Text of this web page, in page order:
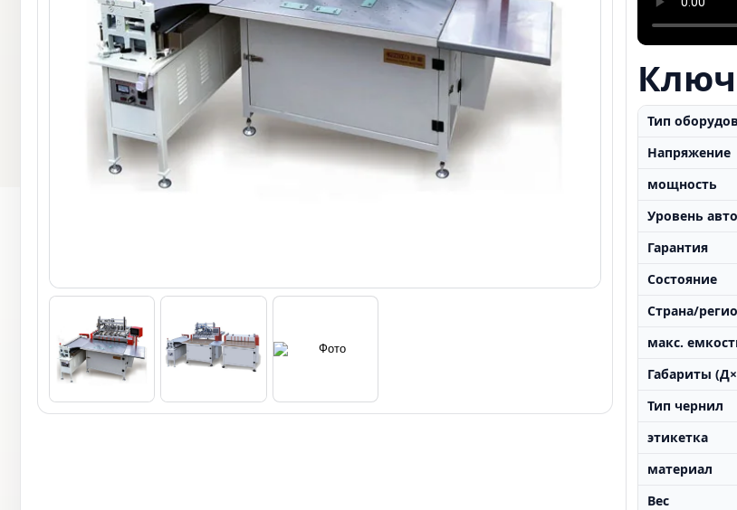
Тип
Напряжение
мощность
Уровень
Гарантия
Состояние
Страна/
макс.
Габариты
Тип чернил
этикетка
материал
Вес